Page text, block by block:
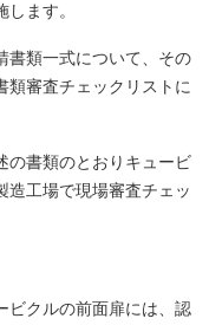
ます。
書類一式について、その
類審査チェックリストに
の書類のとおりキュービ
造工場で現場審査チェッ
ビクルの前面扉には、認